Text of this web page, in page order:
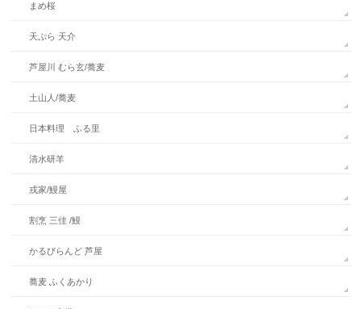
まめ桜
天ぷら 天介
芦屋川 むら玄/蕎麦
土山人/蕎麦
日本料理 ふる里
清水研羊
戎家/鰻屋
割烹 三佳 /鰻
かるびらんど 芦屋
蕎麦 ふくあかり